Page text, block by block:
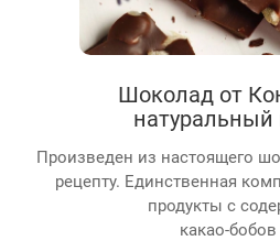
Шоколад от
натуральный
Произведен из настоящего
рецепту. Единственная
продукты с
какао-бобов